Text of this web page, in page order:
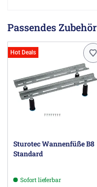
Passendes Zubehör
Hot Deals
Sturotec Wannenfüße B8
Standard
Sofort lieferbar